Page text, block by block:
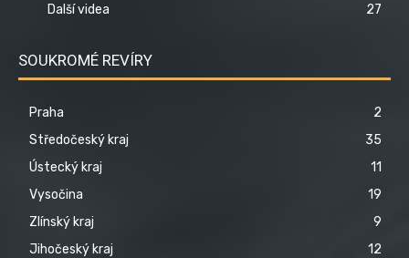
Další videa
27
SOUKROMÉ REVÍRY
Praha
2
Středočeský kraj
35
Ústecký kraj
11
Vysočina
19
Zlínský kraj
9
Jihočeský kraj
12